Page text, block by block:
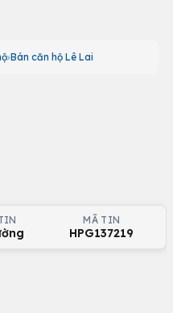
Bán căn hộ Lê Lai
MÃ TIN
HPG137219